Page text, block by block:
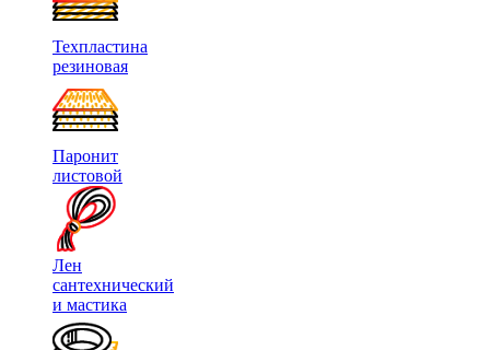
Техпластина
резиновая
Паронит
листовой
Лен
сантехнический
и мастика